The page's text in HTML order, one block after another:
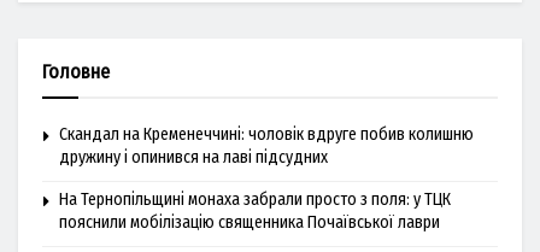
Головне
Скандал на Кременеччині: чоловік вдруге побив колишню
дружину і опинився на лаві підсудних
На Тернопільщині монаха забрали просто з поля: у ТЦК
пояснили мобілізацію священника Почаївської лаври